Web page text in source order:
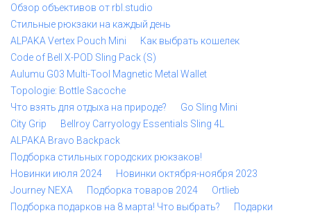
Обзор объективов от rbl.studio
Стильные рюкзаки на каждый день
ALPAKA Vertex Pouch Mini
Как выбрать кошелек
Code of Bell X-POD Sling Pack (S)
Aulumu G03 Multi-Tool Magnetic Metal Wallet
Topologie: Bottle Sacoche
Что взять для отдыха на природе?
Go Sling Mini
City Grip
Bellroy Carryology Essentials Sling 4L
ALPAKA Bravo Backpack
Подборка стильных городских рюкзаков!
Новинки июля 2024
Новинки октября-ноября 2023
Journey NEXA
Подборка товаров 2024
Ortlieb
Подборка подарков на 8 марта! Что выбрать?
Подарки